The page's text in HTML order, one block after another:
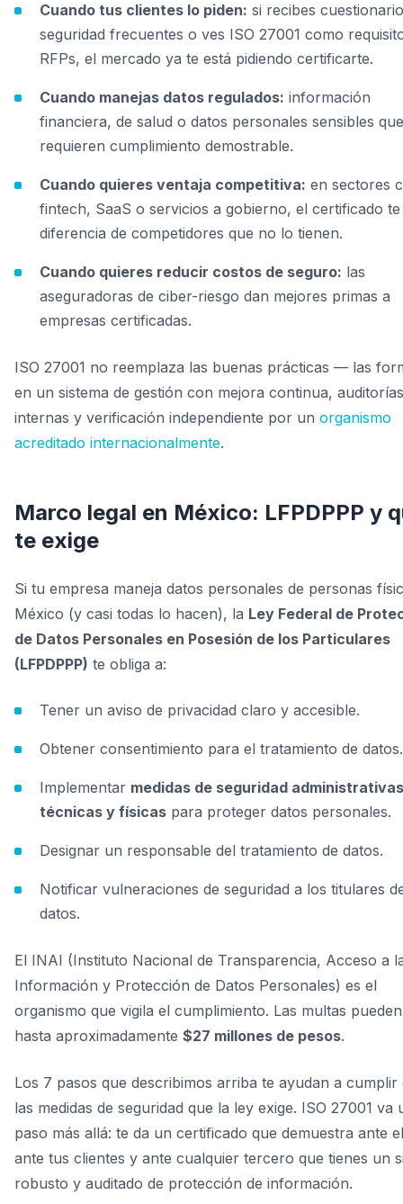
Cuando tus clientes lo piden: si recibes
seguridad frecuentes o ves ISO 27001 como
RFPs, el mercado ya te está pidiendo certificarte.
Cuando manejas datos regulados: información
financiera, de salud o datos personales sensibles que
requieren cumplimiento demostrable.
Cuando quieres ventaja competitiva: en sectores
fintech, SaaS o servicios a gobierno, el certificado te
diferencia de competidores que no lo tienen.
Cuando quieres reducir costos de seguro: las
aseguradoras de ciber-riesgo dan mejores primas a
empresas certificadas.
ISO 27001 no reemplaza las buenas prácticas — las
en un sistema de gestión con mejora continua, auditorías
internas y verificación independiente por un organismo
acreditado internacionalmente.
Marco legal en México: LFPDPPP y
te exige
Si tu empresa maneja datos personales de personas
México (y casi todas lo hacen), la Ley Federal de
de Datos Personales en Posesión de los Particulares
(LFPDPPP) te obliga a:
Tener un aviso de privacidad claro y accesible.
Obtener consentimiento para el tratamiento de datos.
Implementar medidas de seguridad
técnicas y físicas para proteger datos personales.
Designar un responsable del tratamiento de datos.
Notificar vulneraciones de seguridad a los titulares
datos.
El INAI (Instituto Nacional de Transparencia, Acceso a
Información y Protección de Datos Personales) es el
organismo que vigila el cumplimiento. Las multas
hasta aproximadamente $27 millones de pesos.
Los 7 pasos que describimos arriba te ayudan a cumplir
las medidas de seguridad que la ley exige. ISO 27001 va
paso más allá: te da un certificado que demuestra ante
ante tus clientes y ante cualquier tercero que tienes un
robusto y auditado de protección de información.